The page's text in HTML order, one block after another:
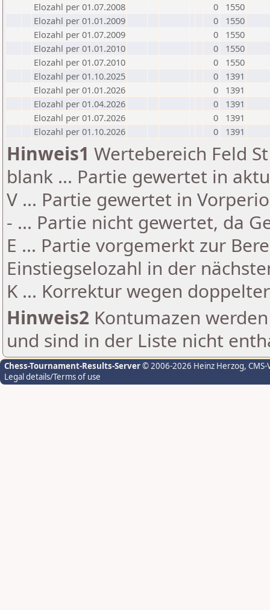
Elozahl per 01.07.2008
0
1550
Elozahl per 01.01.2009
0
1550
Elozahl per 01.07.2009
0
1550
Elozahl per 01.01.2010
0
1550
Elozahl per 01.07.2010
0
1550
Elozahl per 01.10.2025
0
1391
Elozahl per 01.01.2026
0
1391
Elozahl per 01.04.2026
0
1391
Elozahl per 01.07.2026
0
1391
Elozahl per 01.10.2026
0 1391
Hinweis1 Wertebereich Feld
blank ... Partie gewertet in
V ... Partie gewertet in
- ... Partie nicht gewertet, da
E ... Partie vorgemerkt zur
Einstiegselozahl in der
K ... Korrektur wegen
Hinweis2 Kontumazen
und sind in der Liste nicht
Chess-Tournament-Results-Server© 2006-2026 Heinz Herzog,
Legal details/Terms of use